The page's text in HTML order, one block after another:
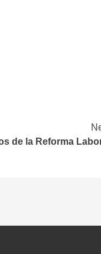
de la Reforma